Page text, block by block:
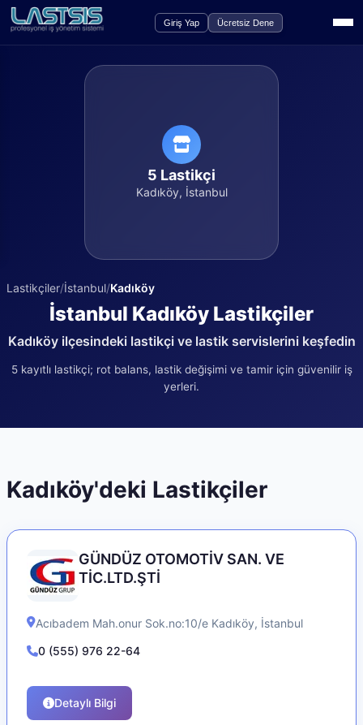
Giriş Yap Ücretsiz Dene
Lastikçiler/İstanbul/Kadıköy
İstanbul Kadıköy Lastikçiler
Kadıköyilçesindeki lastikçi ve lastik servislerini keşfedin
5kayıtlı lastikçi; rot balans, lastik değişimi ve tamir için güvenilir iş
yerleri.
5 Lastikçi
Kadıköy, İstanbul
Kadıköy'deki Lastikçiler
GÜNDÜZ OTOMOTİV SAN. VE
TİC.LTD.ŞTİ
Acıbadem Mah.onur Sok.no:10/e Kadıköy, İstanbul
0 (555) 976 22-64
Detaylı Bilgi